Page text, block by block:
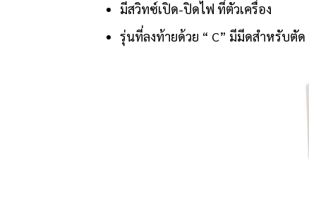
มีสวิทซ์เปิด-ปิดไฟ ที่ตัวเครื่อง
รุ่นที่ลงท้ายด้วย “ C” มีมีดสำหรับตัด